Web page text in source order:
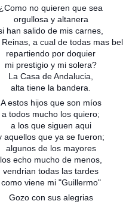
¿Como no quieren que sea
orgullosa y altanera
han salido de mis carnes,
a cual de todas mas
repartiendo por doquier
mi prestigio y mi solera?
La Casa de Andalucia,
alta tiene la bandera.
A estos hijos que son míos
a todos mucho los quiero;
a los que siguen aqui
aquellos que ya se fueron;
algunos de los mayores
los echo mucho de menos,
vendrian todas las tardes
como viene mi "Guillermo"
Gozo con sus alegrias